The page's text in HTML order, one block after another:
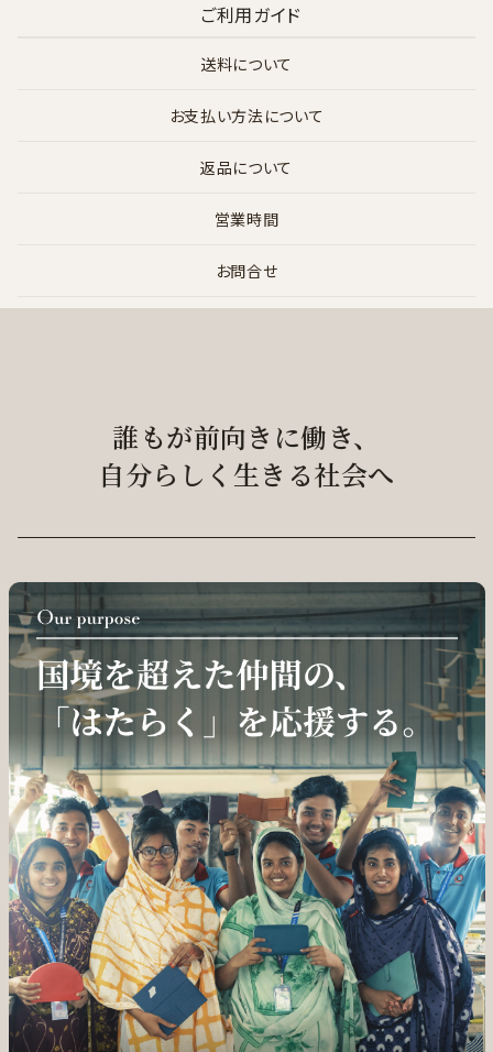
ご利用ガイド
送料について
お支払い方法について
返品について
営業時間
お問合せ
誰もが前向きに働き、
自分らしく生きる社会へ